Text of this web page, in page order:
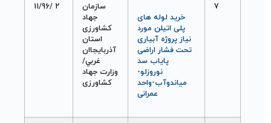
7
خريد لوله های
پلی اتيلن مورد
نياز پروژه آبياری
تحت فشار اراضی
پاياب سد
نوروزلو-
مياندوآب-واحد
عمرانی
سازمان
جهاد
کشاورزی
استان
آذربايجاان
غربي/
وزارت جهاد
کشاورزی
2 /11/96